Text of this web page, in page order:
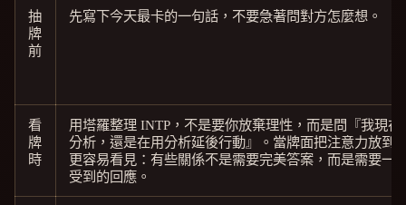
抽
牌
前
先寫下今天最卡的一句話，不要急著問對方怎麼想。
看
牌
時
用塔羅整理 INTP，不是要你放棄理性，而是問『我現在
分析，還是在用分析延後行動』。當牌面把注意力放到
更容易看見：有些關係不是需要完美答案，而是需要一
受到的回應。